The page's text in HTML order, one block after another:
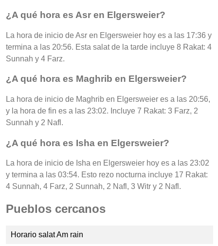
¿A qué hora es Asr en Elgersweier?
La hora de inicio de Asr en Elgersweier hoy es a las 17:36 y
termina a las 20:56. Esta salat de la tarde incluye 8 Rakat: 4
Sunnah y 4 Farz.
¿A qué hora es Maghrib en Elgersweier?
La hora de inicio de Maghrib en Elgersweier es a las 20:56,
y la hora de fin es a las 23:02. Incluye 7 Rakat: 3 Farz, 2
Sunnah y 2 Nafl.
¿A qué hora es Isha en Elgersweier?
La hora de inicio de Isha en Elgersweier hoy es a las 23:02
y termina a las 03:54. Esto rezo nocturna incluye 17 Rakat:
4 Sunnah, 4 Farz, 2 Sunnah, 2 Nafl, 3 Witr y 2 Nafl.
Pueblos cercanos
Horario salat Am rain